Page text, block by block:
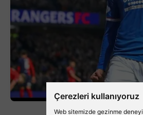
Çerezleri kullanıyoruz
Web sitemizde gezinme